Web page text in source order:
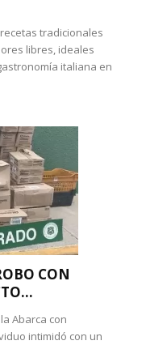
tradicionales
libres, ideales
italiana en
CON
Abarca con
intimidó con un